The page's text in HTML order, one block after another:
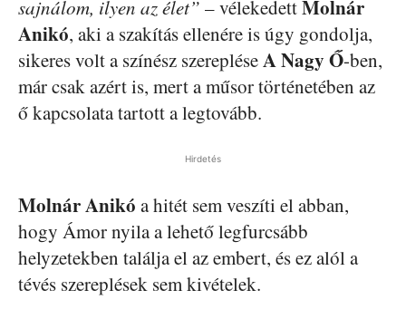
sajnálom, ilyen az élet” – vélekedettMolnár
Anikó, aki a szakítás ellenére is úgy gondolja,
sikeres volt a színész szerepléseA Nagy Ő-ben,
már csak azért is, mert a műsor történetében az
ő kapcsolata tartott a legtovább.
Hirdetés
Molnár Anikó a hitét sem veszíti el abban,
hogy Ámor nyila a lehető legfurcsább
helyzetekben találja el az embert, és ez alól a
tévés szereplések sem kivételek.